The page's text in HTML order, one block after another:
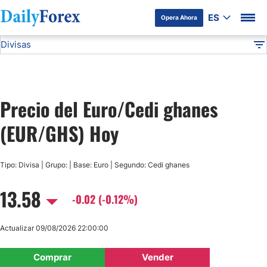
Opera Ahora ES
Divulgación del Anunciante
Divisas
USD/JPY
GBP/USD
AUD/USD
Precio del Euro/Cedi ghanes
(EUR/GHS) Hoy
Tipo: Divisa | Grupo: | Base: Euro | Segundo: Cedi ghanes
13.58 -0.02 (-0.12%)
Comprar Vender
Actualizar 09/08/2026 22:00:00